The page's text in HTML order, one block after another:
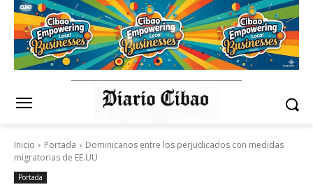
Inicio Portada
Dominicanos entre los perjudicados con medidas
migratorias de EE.UU
Portada